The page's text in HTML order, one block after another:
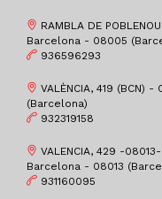
39M
4-6
40
40M
41-
41M
BAERCHI, S.A.
POPA
GARVALIN
KEYS
WIKERS SHOE
VICTORIA
RAMBLA DE
Barcelona - 08005
936596293
VALÈNCIA, 419 (BCN)
(Barcelona)
932319158
VALENCIA, 429 -
Barcelona - 08013
931160095